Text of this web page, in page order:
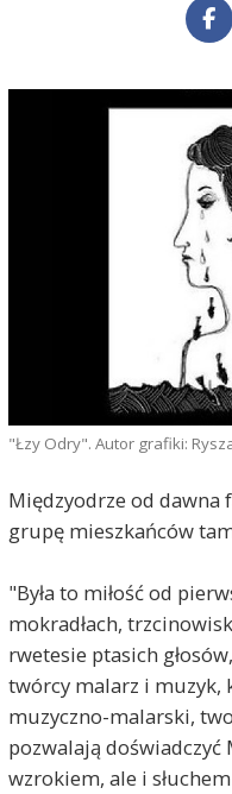
"Łzy Odry". Autor grafiki:
Międzyodrze od dawna
grupę mieszkańców
"Była to miłość od
mokradłach,
rwetesie ptasich
twórcy malarz i muzyk,
muzyczno-malarski,
pozwalają
wzrokiem, ale i